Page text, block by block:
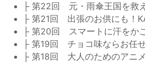
├ 第22回 元・雨傘王国を救
├ 第21回 出張のお供にも！
├ 第20回 スマートに汗をか
├ 第19回 チョコ味ならお任
├ 第18回 大人のためのアニ